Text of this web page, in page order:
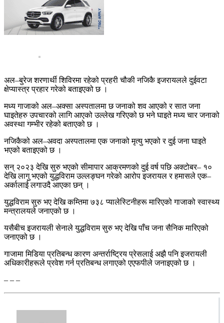
अल–बुरेज शरणार्थी शिविरमा रहेको प्रहरी चौकी नजिकै इजरायलले दुईवटा
क्षेप्यास्त्र प्रहार गरेको बताइएको छ ।
मध्य गाजाको अल–अक्सा अस्पतालमा छ जनाको शव आएको र सात जना
घाइतेहरु उपचारको लागि आएको उल्लेख गरिएको छ भने घाइते मध्य चार जनाको
अवस्था गम्भीर रहेको बताएको छ ।
नजिकैको अल–अवदा अस्पतालमा एक जनाको मृत्यु भएको र दुई जना घाइते
भएको बताइएको छ ।
सन् २०२३ देखि सुरु भएको सीमापार आक्रमणको दुई वर्ष पछि अक्टोबर– १०
देखि लागु भएको युद्धविराम उल्लङ्घन गरेको आरोप इजरायल र हमासले एक–
अर्कालाई लगाउदै आएका छन् ।
युद्धविराम सुरु भए देखि कम्तिमा ७३८ प्यालेस्टिनीहरू मारिएको गाजाको स्वास्थ्य
मन्त्रालयले जनाएको छ ।
यसैबीच इजरायली सेनाले युद्धविराम सुरु भए देखि पाँच जना सैनिक मारिएको
जनाएको छ ।
गाजामा मिडिया प्रतिबन्ध कारण अन्तर्राष्ट्रिय प्रेसलाई अझै पनि इजरायली
अधिकारीहरूले प्रवेश गर्न प्रतिबन्ध लगाएको एएफपीले जनाइएको छ ।
– – –